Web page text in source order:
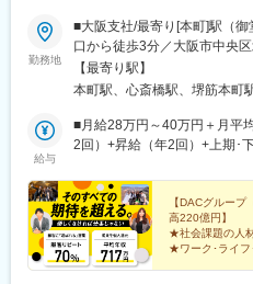
勤務地
■大阪支社/最寄り[本町]駅（
口から徒歩3分／大阪市中央
ル10F☆新築オフィス／最上階
【最寄り駅】
本町駅、心斎橋駅、堺筋本町
給与
■月給28万円～40万円＋月平
2回）+昇給（年2回）+上期･
円以上)】が含まれます。固
分は追加で支給いたします。
す、月20時間を超えないよう
センティブ制度 年齢・社歴に
しています★平均インセンテ
【DACグルー
高220億円】
★社会課題の人
★ワーク･ライフ